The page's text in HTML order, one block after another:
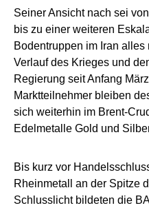
Seiner Ansicht nach sei
bis zu einer weiteren
Bodentruppen im Iran alles
Verlauf des Krieges und
Regierung seit Anfang
Marktteilnehmer bleiben
sich weiterhin im Brent-
Edelmetalle Gold und
Bis kurz vor
Rheinmetall an der Spitze
Schlusslicht bildeten die